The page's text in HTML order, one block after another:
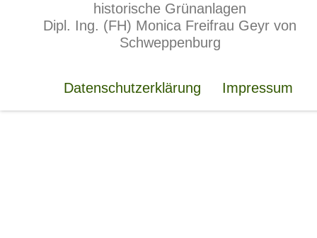
historische Grünanlagen
Dipl. Ing. (FH) Monica Freifrau Geyr von
Schweppenburg
Datenschutzerklärung Impressum